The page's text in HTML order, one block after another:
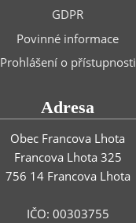
GDPR
Povinné informace
Prohlášení o přístupnosti
Adresa
Obec Francova Lhota
Francova Lhota 325
756 14 Francova Lhota
IČO: 00303755